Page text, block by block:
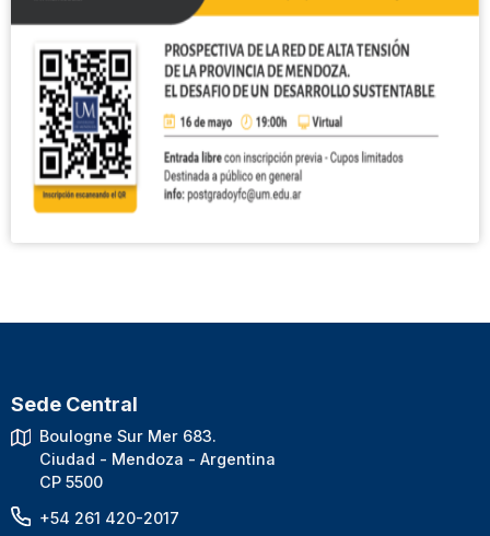
Sede Central
Boulogne Sur Mer 683.
Ciudad - Mendoza - Argentina
CP 5500
+54 261 420-2017